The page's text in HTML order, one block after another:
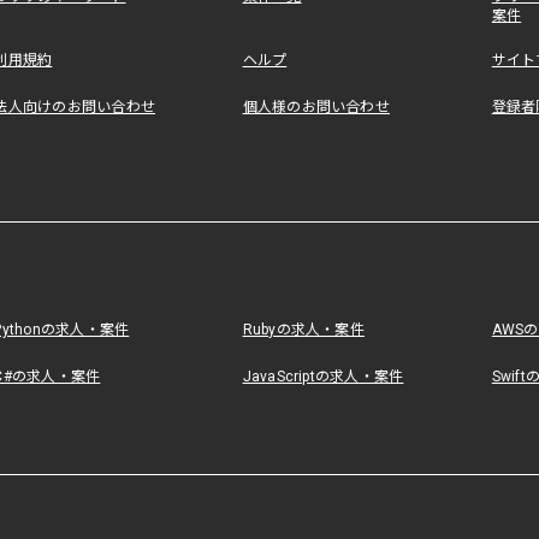
案件
用規約 ヘルプ サイ
人向けのお問い合わせ 個人様のお問い合わせ 登録
の求人・案件 Rubyの求人・案件 AWS
の求人・案件 JavaScriptの求人・案件 Swift